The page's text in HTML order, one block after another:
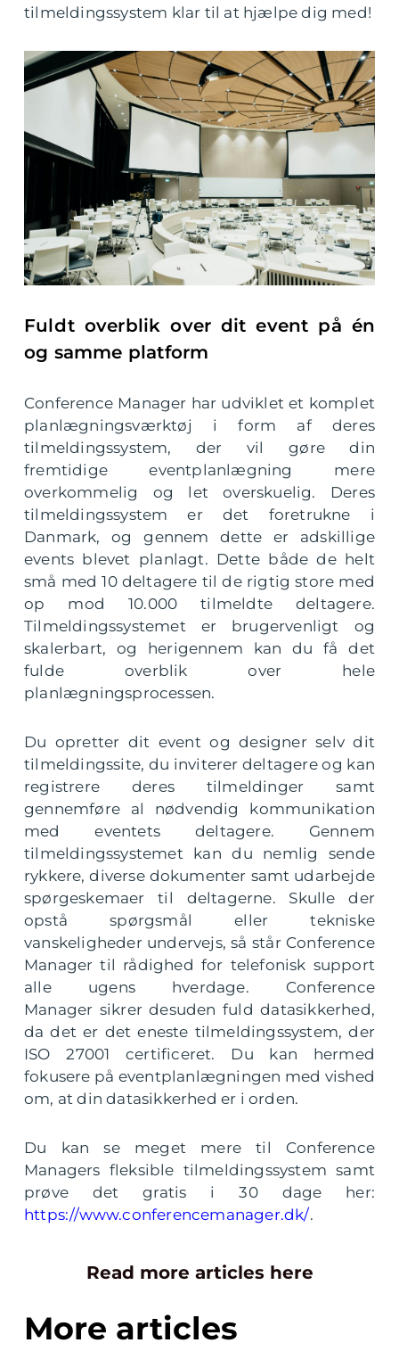
tilmeldingssystem klar til at hjælpe dig med!
Fuldt overblik over dit event på én
og samme platform
Conference Manager har udviklet et komplet
planlægningsværktøj i form af deres
tilmeldingssystem, der vil gøre din
fremtidige eventplanlægning mere
overkommelig og let overskuelig. Deres
tilmeldingssystem er det foretrukne i
Danmark, og gennem dette er adskillige
events blevet planlagt. Dette både de helt
små med 10 deltagere til de rigtig store med
op mod 10.000 tilmeldte deltagere.
Tilmeldingssystemet er brugervenligt og
skalerbart, og herigennem kan du få det
fulde overblik over hele
planlægningsprocessen.
Du opretter dit event og designer selv dit
tilmeldingssite, du inviterer deltagere og kan
registrere deres tilmeldinger samt
gennemføre al nødvendig kommunikation
med eventets deltagere. Gennem
tilmeldingssystemet kan du nemlig sende
rykkere, diverse dokumenter samt udarbejde
spørgeskemaer til deltagerne. Skulle der
opstå spørgsmål eller tekniske
vanskeligheder undervejs, så står Conference
Manager til rådighed for telefonisk support
alle ugens hverdage. Conference
Manager sikrer desuden fuld datasikkerhed,
da det er det eneste tilmeldingssystem, der
ISO 27001 certificeret. Du kan hermed
fokusere på eventplanlægningen med vished
om, at din datasikkerhed er i orden.
Du kan se meget mere til Conference
Managers fleksible tilmeldingssystem samt
prøve det gratis i 30 dage her:
https://www.conferencemanager.dk/.
Read more articles here
More articles